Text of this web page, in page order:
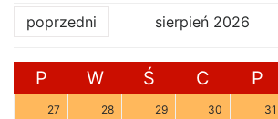
poprzedni sierpień 2026
P W Ś C P
27 28 29 30 31